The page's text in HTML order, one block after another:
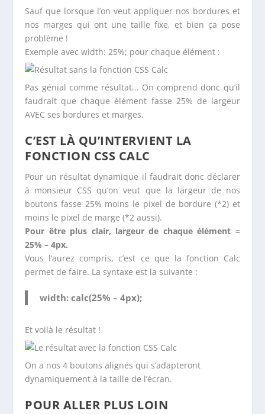
Sauf que lorsque l’on veut appliquer nos bordures et
nos marges qui ont une taille fixe, et bien ça pose
problème !
Exemple avec width: 25%; pour chaque élément :
Pas génial comme résultat… On comprend donc qu’il
faudrait que chaque élément fasse 25% de largeur
AVEC ses bordures et marges.
C’EST LÀ QU’INTERVIENT LA
FONCTION CSS CALC
Pour un résultat dynamique il faudrait donc déclarer
à monsieur CSS qu’on veut que la largeur de nos
boutons fasse 25% moins le pixel de bordure (*2) et
moins le pixel de marge (*2 aussi).
Pour être plus clair, largeur de chaque élément =
25% – 4px.
Vous l’aurez compris, c’est ce que la fonction Calc
permet de faire. La syntaxe est la suivante :
width: calc(25% – 4px);
Et voilà le résultat !
On a nos 4 boutons alignés qui s’adapteront
dynamiquement à la taille de l’écran.
POUR ALLER PLUS LOIN